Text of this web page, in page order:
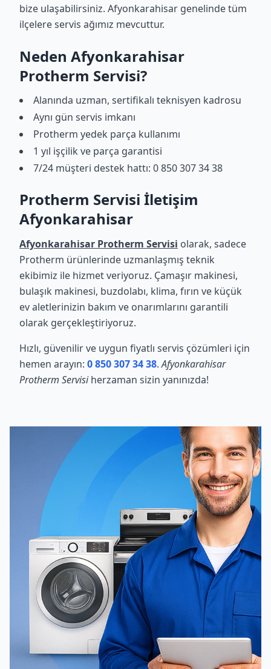
bize ulaşabilirsiniz. Afyonkarahisar genelinde tüm
ilçelere servis ağımız mevcuttur.
Neden Afyonkarahisar
Protherm Servisi?
Alanında uzman, sertifikalı teknisyen kadrosu
Aynı gün servis imkanı
Protherm yedek parça kullanımı
1 yıl işçilik ve parça garantisi
7/24 müşteri destek hattı: 0 850 307 34 38
Protherm Servisi İletişim
Afyonkarahisar
Afyonkarahisar Protherm Servisi olarak, sadece
Protherm ürünlerinde uzmanlaşmış teknik
ekibimiz ile hizmet veriyoruz. Çamaşır makinesi,
bulaşık makinesi, buzdolabı, klima, fırın ve küçük
ev aletlerinizin bakım ve onarımlarını garantili
olarak gerçekleştiriyoruz.
Hızlı, güvenilir ve uygun fiyatlı servis çözümleri için
hemen arayın: 0 850 307 34 38.Afyonkarahisar
Protherm Servisiherzaman sizin yanınızda!